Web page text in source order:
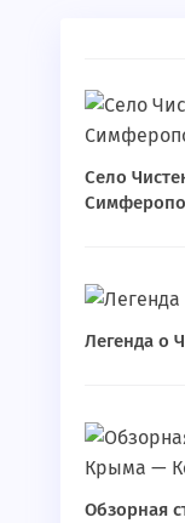
Село
Легенда о
Обзорная